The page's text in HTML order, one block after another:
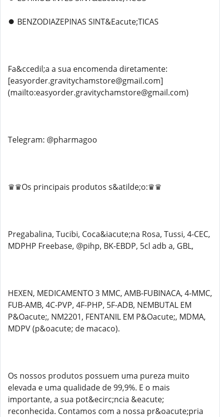
⏺️ BENZODIAZEPINAS SINT&Eacute;TICAS
Fa&ccedil;a a sua encomenda diretamente:
[easyorder.gravitychamstore@gmail.com]
(mailto:easyorder.gravitychamstore@gmail.com)
Telegram: @pharmagoo
♛♛Os principais produtos s&atilde;o:♛♛
Pregabalina, Tucibi, Coca&iacute;na Rosa, Tussi, 4-CEC,
MDPHP Freebase, @pihp, BK-EBDP, 5cl adb a, GBL,
HEXEN, MEDICAMENTO 3 MMC, AMB-FUBINACA, 4-MMC,
FUB-AMB, 4C-PVP, 4F-PHP, 5F-ADB, NEMBUTAL EM
P&Oacute;, NM2201, FENTANIL EM P&Oacute;, MDMA,
MDPV (p&oacute; de macaco).
Os nossos produtos possuem uma pureza muito
elevada e uma qualidade de 99,9%. E o mais
importante, a sua pot&ecirc;ncia &eacute;
reconhecida. Contamos com a nossa pr&oacute;pria